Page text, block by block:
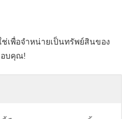
เพื่อจำหน่ายเป็นทรัพย์สินของ
อบคุณ!